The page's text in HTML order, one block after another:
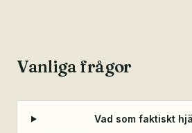
Vanliga frågor
Vad som faktiskt